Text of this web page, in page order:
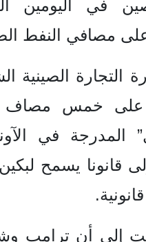
في اليومين
مصافي النفط
التجارة الصينية
على خمس مصاف
المدرجة في
قانونا يسمح
إلى أن ترامب